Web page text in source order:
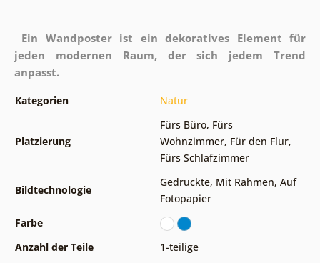
Ein Wandposter ist ein dekoratives Element für
jeden modernen Raum, der sich jedem Trend
anpasst.
Kategorien Natur
Platzierung
Fürs Büro, Fürs
Wohnzimmer, Für den Flur,
Fürs Schlafzimmer
Bildtechnologie
Gedruckte, Mit Rahmen, Auf
Fotopapier
Farbe
Anzahl der Teile
1-teilige